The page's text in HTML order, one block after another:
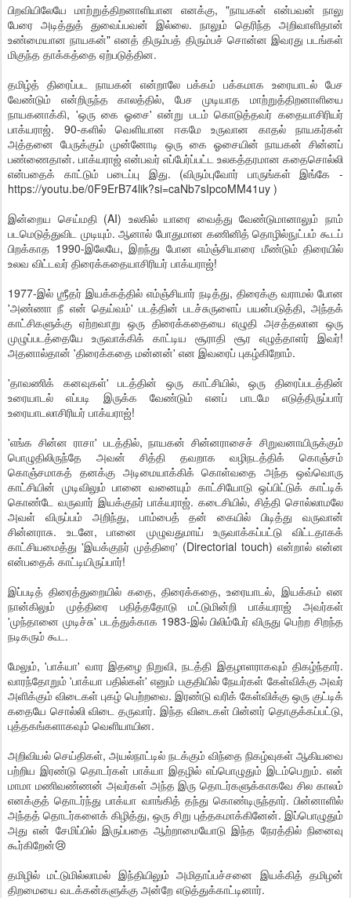
பிறவியிலேயே மாற்றுத்திறனாளியான எனக்கு, "நாயகன் என்பவன் நாலு
பேரை அடித்துத் துவைப்பவன் இல்லை. நாலும் தெரிந்த அறிவாளிதான்
உண்மையான நாயகன்" எனத் திரும்பத் திரும்பச் சொன்ன இவரது படங்கள்
மிகுந்த தாக்கத்தை ஏற்படுத்தின.
தமிழ்த் திரைப்பட நாயகன் என்றாலே பக்கம் பக்கமாக உரையாடல் பேச
வேண்டும் என்றிருந்த காலத்தில், பேச முடியாத மாற்றுத்திறனாளியை
நாயகனாக்கி, 'ஒரு கை ஓசை' என்று படம் கொடுத்தவர் கதையாசிரியர்
பாக்யராஜ். 90-களில் வெளியான ஈகமே உருவான காதல் நாயகர்கள்
அத்தனை பேருக்கும் முன்னோடி ஒரு கை ஓசையின் நாயகன் சின்னப்
பண்ணைதான். பாக்யராஜ் என்பவர் எப்பேர்ப்பட்ட உலகத்தரமான கதைசொல்லி
என்பதைக் காட்டும் படைப்பு இது. (விரும்புவோர் பாருங்கள் இங்கே -
https://youtu.be/0F9ErB74lik?si=caNb7sIpcoMM41uy )
இன்றைய செய்மதி (AI) உலகில் யாரை வைத்து வேண்டுமானாலும் நாம்
படமெடுத்துவிட முடியும். ஆனால் போதுமான கணினித் தொழில்நுட்பம் கூடப்
பிறக்காத 1990-இலேயே, இறந்து போன எம்ஞ்சியாரை மீண்டும் திரையில்
உலவ விட்டவர் திரைக்கதையாசிரியர் பாக்யராஜ்!
1977-இல் ஶ்ரீதர் இயக்கத்தில் எம்ஞ்சியார் நடித்து, திரைக்கு வராமல் போன
'அண்ணா நீ என் தெய்வம்' படத்தின் படச்சுருளைப் பயன்படுத்தி, அந்தக்
காட்சிகளுக்கு ஏற்றவாறு ஒரு திரைக்கதையை எழுதி அசத்தலான ஒரு
முழுப்படத்தையே உருவாக்கிக் காட்டிய சூராதி சூர எழுத்தாளர் இவர்!
அதனால்தான் 'திரைக்கதை மன்னன்' என இவரைப் புகழ்கிறோம்.
'தாவணிக் கனவுகள்' படத்தின் ஒரு காட்சியில், ஒரு திரைப்படத்தின்
உரையாடல் எப்படி இருக்க வேண்டும் எனப் பாடமே எடுத்திருப்பார்
உரையாடலாசிரியர் பாக்யராஜ்!
'எங்க சின்ன ராசா' படத்தில், நாயகன் சின்னராசைச் சிறுவனாயிருக்கும்
பொழுதிலிருந்தே அவன் சித்தி தவறாக வழிநடத்திக் கொஞ்சம்
கொஞ்சமாகத் தனக்கு அடிமையாக்கிக் கொள்வதை அந்த ஒவ்வொரு
காட்சியின் முடிவிலும் பானை வனையும் காட்சியோடு ஒப்பிட்டுக் காட்டிக்
கொண்டே வருவார் இயக்குநர் பாக்யராஜ். கடைசியில், சித்தி சொல்லாமலே
அவள் விருப்பம் அறிந்து, பாம்பைத் தன் கையில் பிடித்து வருவான்
சின்னராசு. உடனே, பானை முழுவதுமாய் உருவாக்கப்பட்டு விட்டதாகக்
காட்சியமைத்து 'இயக்குநர் முத்திரை' (Directorial touch) என்றால் என்ன
என்பதைக் காட்டியிருப்பார்!
இப்படித் திரைத்துறையில் கதை, திரைக்கதை, உரையாடல், இயக்கம் என
நான்கிலும் முத்திரை பதித்ததோடு மட்டுமின்றி பாக்யராஜ் அவர்கள்
'முந்தானை முடிச்சு' படத்துக்காக 1983-இல் பிலிம்பேர் விருது பெற்ற சிறந்த
நடிகரும் கூட.
மேலும், 'பாக்யா' வார இதழை நிறுவி, நடத்தி இதழாளராகவும் திகழ்ந்தார்.
வாரந்தோறும் 'பாக்யா பதில்கள்' எனும் பகுதியில் நேயர்கள் கேள்விக்கு அவர்
அளிக்கும் விடைகள் புகழ் பெற்றவை. இரண்டு வரிக் கேள்விக்கு ஒரு குட்டிக்
கதையே சொல்லி விடை தருவார். இந்த விடைகள் பின்னர் தொகுக்கப்பட்டு,
புத்தகங்களாகவும் வெளியாயின.
அறிவியல் செய்திகள், அயல்நாட்டில் நடக்கும் விந்தை நிகழ்வுகள் ஆகியவை
பற்றிய இரண்டு தொடர்கள் பாக்யா இதழில் எப்பொழுதும் இடம்பெறும். என்
மாமா மணிவண்ணன் அவர்கள் அந்த இரு தொடர்களுக்காகவே சில காலம்
எனக்குத் தொடர்ந்து பாக்யா வாங்கித் தந்து கொண்டிருந்தார். பின்னாளில்
அந்தத் தொடர்களைக் கிழித்து, ஒரு சிறு புத்தகமாக்கினேன். இப்பொழுதும்
அது என் சேமிப்பில் இருப்பதை ஆற்றாமையோடு இந்த நேரத்தில் நினைவு
கூர்கிறேன்😢
தமிழில் மட்டுமில்லாமல் இந்தியிலும் அமிதாப்பச்சனை இயக்கித் தமிழன்
திறமையை வடக்கன்களுக்கு அன்றே எடுத்துக்காட்டினார்.